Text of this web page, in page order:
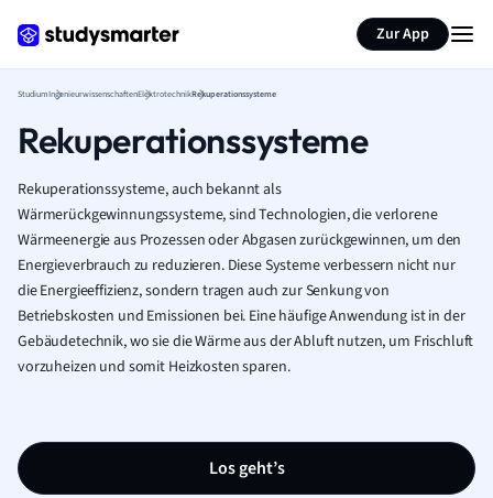
Zur App
StudiumIngenieurwissenschaftenElektrotechnikRekuperationssysteme
Rekuperationssysteme
Rekuperationssysteme, auch bekannt als
Wärmerückgewinnungssysteme, sind Technologien, die verlorene
Wärmeenergie aus Prozessen oder Abgasen zurückgewinnen, um den
Energieverbrauch zu reduzieren. Diese Systeme verbessern nicht nur
die Energieeffizienz, sondern tragen auch zur Senkung von
Betriebskosten und Emissionen bei. Eine häufige Anwendung ist in der
Gebäudetechnik, wo sie die Wärme aus der Abluft nutzen, um Frischluft
vorzuheizen und somit Heizkosten sparen.
Los geht’s